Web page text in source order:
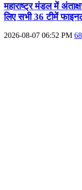
महाराष्‍ट्र मंडल में
लिए सभी 36 टीमें
2026-08-07 06:52 PM 68